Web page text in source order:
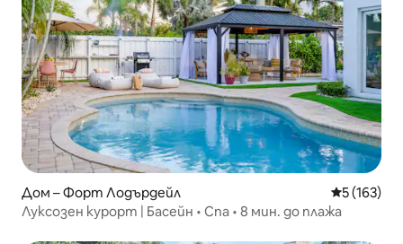
Дом – Форт Лодърдейл Средна
5 (163)
Луксозен курорт | Басейн • Спа • 8 мин. до плажа